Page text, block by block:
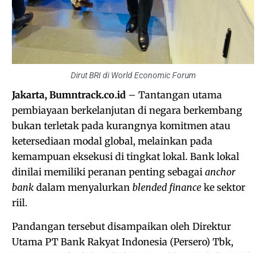
Dirut BRI di World Economic Forum
Jakarta, Bumntrack.co.id – Tantangan utama
pembiayaan berkelanjutan di negara berkembang
bukan terletak pada kurangnya komitmen atau
ketersediaan modal global, melainkan pada
kemampuan eksekusi di tingkat lokal. Bank lokal
dinilai memiliki peranan penting sebagai anchor
bank dalam menyalurkan blended finance ke sektor
riil.
Pandangan tersebut disampaikan oleh Direktur
Utama PT Bank Rakyat Indonesia (Persero) Tbk,